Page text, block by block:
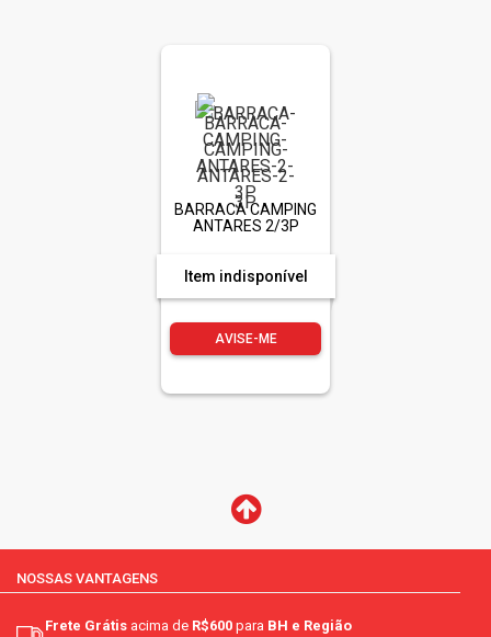
BARRACA CAMPING
ANTARES 2/3P
Item indisponível
AVISE-ME
NOSSAS VANTAGENS
Frete Grátis acima de R$600 para BH e Região